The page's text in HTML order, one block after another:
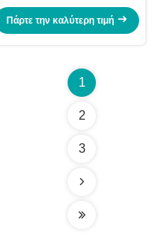
στοιχεία για κατοικίδια ζώα για
όλες τις ηλικίες άνετα ανθεκτικά
Πάρτε την καλύτερη τιμή
1
2
3